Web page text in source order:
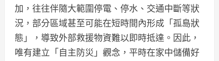
加，往往伴隨大範圍停電、停水、交通中斷等狀
況，部分區域甚至可能在短時間內形成「孤島狀
態」，導致外部救援物資難以即時抵達。因此，
唯有建立「自主防災」觀念，平時在家中儲備好